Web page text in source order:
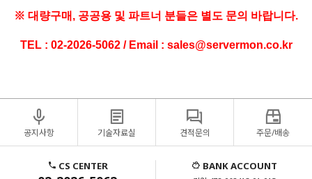
※ 대량구매, 공공용 및 파트너 분들은 별도 문의 바랍니다.
TEL : 02-2026-5062 / Email : sales@servermon.co.kr
공지사항 기술자료실 견적문의 주문/배송
CS CENTER BANK ACCOUNT